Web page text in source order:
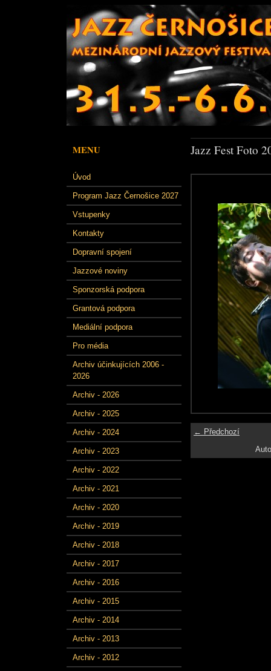
MENU
Úvod
Program Jazz Černošice 2027
Vstupenky
Kontakty
Dopravní spojení
Jazzové noviny
Sponzorská podpora
Grantová podpora
Mediální podpora
Pro média
Archiv účinkujících 2006 -
2026
Archiv - 2026
Archiv - 2025
Archiv - 2024
Archiv - 2023
Archiv - 2022
Archiv - 2021
Archiv - 2020
Archiv - 2019
Archiv - 2018
Archiv - 2017
Archiv - 2016
Archiv - 2015
Archiv - 2014
Archiv - 2013
Archiv - 2012
Jazz Fest Foto
← Předchozí